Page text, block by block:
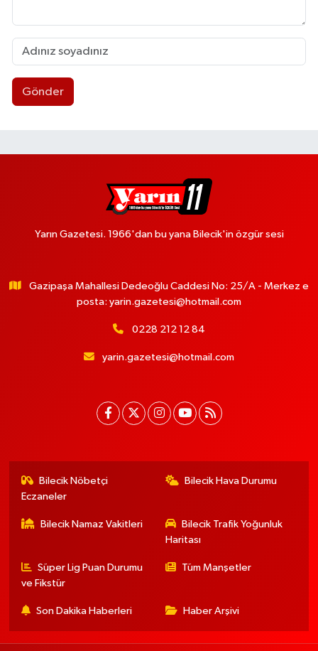
Gönder
Yarın Gazetesi. 1966'dan bu yana Bilecik'in özgür sesi
Gazipaşa Mahallesi Dedeoğlu Caddesi No: 25/A - Merkez e
posta: yarin.gazetesi@hotmail.com
0228 212 12 84
yarin.gazetesi@hotmail.com
Bilecik Nöbetçi
Eczaneler
Bilecik Hava Durumu
Bilecik Namaz Vakitleri
Bilecik Trafik Yoğunluk
Haritası
Süper Lig Puan Durumu
ve Fikstür
Tüm Manşetler
Son Dakika Haberleri Haber Arşivi